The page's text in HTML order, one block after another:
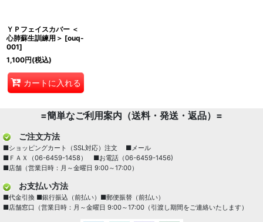
ＹＰフェイスカバー ＜
心肺蘇生訓練用＞ [ouq-
001]
1,100円(税込)
カートに入れる
=簡単なご利用案内（送料・発送・返品）=
ご注文方法
■ショッピングカート（SSL対応）注文 ■メール
■ＦＡＸ（06-6459-1458） ■お電話（06-6459-1456)
■店舗（営業日時：月～金曜日 9:00～17:00）
お支払い方法
■代金引換 ■銀行振込（前払い）■郵便振替（前払い）
■店舗窓口（営業日時：月～金曜日 9:00～17:00（引渡し期間をご連絡いたします）